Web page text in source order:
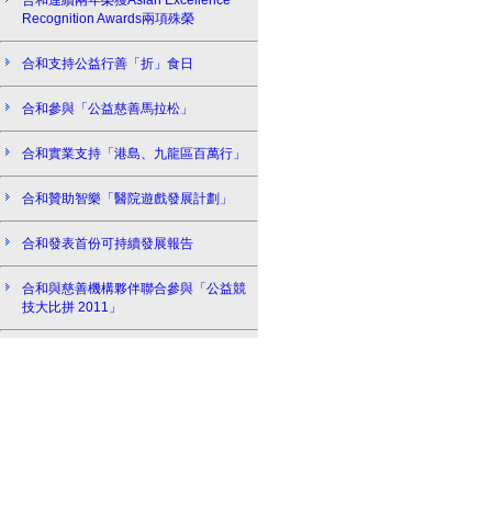
Recognition Awards兩項殊榮
合和支持公益行善「折」食日
合和參與「公益慈善馬拉松」
合和實業支持「港島、九龍區百萬行」
合和贊助智樂「醫院遊戲發展計劃」
合和發表首份可持續發展報告
合和與慈善機構夥伴聯合參與「公益競
技大比拼 2011」